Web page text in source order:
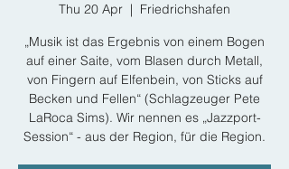
Thu 20 Apr
  |
Friedrichshafen
„Musik ist das Ergebnis von einem Bogen
auf einer Saite, vom Blasen durch Metall,
von Fingern auf Elfenbein, von Sticks auf
Becken und Fellen“ (Schlagzeuger Pete
LaRoca Sims). Wir nennen es „Jazzport-
Session“ - aus der Region, für die Region.